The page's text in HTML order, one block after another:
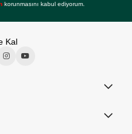
korunmasını kabul ediyorum.
Kal